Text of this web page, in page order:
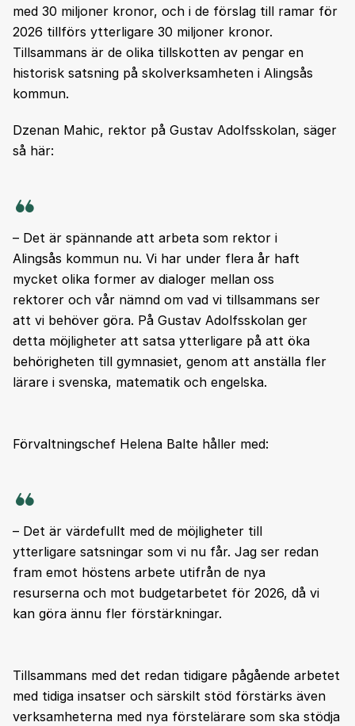
med 30 miljoner kronor, och i de förslag till ramar för
2026 tillförs ytterligare 30 miljoner kronor.
Tillsammans är de olika tillskotten av pengar en
historisk satsning på skolverksamheten i Alingsås
kommun.
Dzenan Mahic, rektor på Gustav Adolfsskolan, säger
så här:
– Det är spännande att arbeta som rektor i
Alingsås kommun nu. Vi har under flera år haft
mycket olika former av dialoger mellan oss
rektorer och vår nämnd om vad vi tillsammans ser
att vi behöver göra. På Gustav Adolfsskolan ger
detta möjligheter att satsa ytterligare på att öka
behörigheten till gymnasiet, genom att anställa fler
lärare i svenska, matematik och engelska.
Förvaltningschef Helena Balte håller med:
– Det är värdefullt med de möjligheter till
ytterligare satsningar som vi nu får. Jag ser redan
fram emot höstens arbete utifrån de nya
resurserna och mot budgetarbetet för 2026, då vi
kan göra ännu fler förstärkningar.
Tillsammans med det redan tidigare pågående arbetet
med tidiga insatser och särskilt stöd förstärks även
verksamheterna med nya förstelärare som ska stödja